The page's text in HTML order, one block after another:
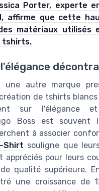
Porter, experte
affirme que cette
matériaux utilisés
tshirts.
l'élégance
une autre marque
de tshirts blancs
sur l'élégance
Boss est souvent
à associer
Shirt souligne que
appréciés pour leurs
qualité supérieure.
une croissance de